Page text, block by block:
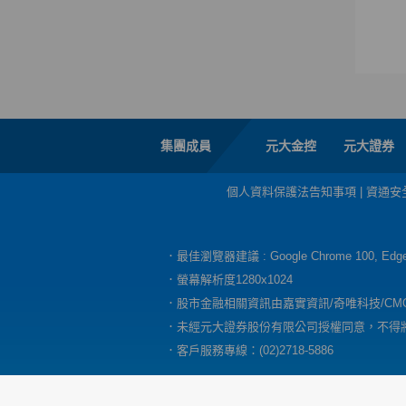
集團成員 元大金控 元大證券
個人資料保護法告知事項 資通安
．最佳瀏覽器建議 : Google Chrome 100,
．螢幕解析度1280x1024
．股市金融相關資訊由嘉實資訊/奇唯科技/
．未經元大證券股份有限公司授權同意，不
．客戶服務專線：(02)2718-5886